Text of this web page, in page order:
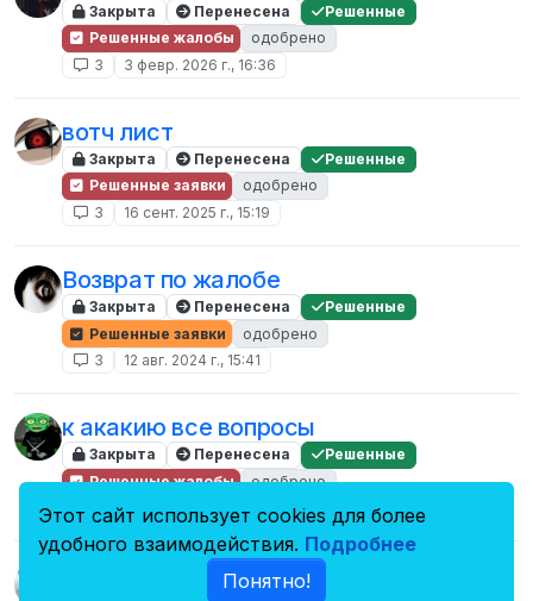
Закрыта Перенесена
Решенные
Решенные жалобы
одобрено
3
3 февр. 2026 г., 16:36
вотч лист
Закрыта Перенесена
Решенные
Решенные заявки
одобрено
3
16 сент. 2025 г., 15:19
Возврат по жалобе
Закрыта Перенесена
Решенные
Решенные заявки
одобрено
3
12 авг. 2024 г., 15:41
к акакию все вопросы
Закрыта Перенесена
Решенные
Решенные жалобы
одобрено
3
29 июн. 2024 г., 13:20
Этот сайт использует cookies для более
удобного взаимодействия. Подробнее
Понятно!